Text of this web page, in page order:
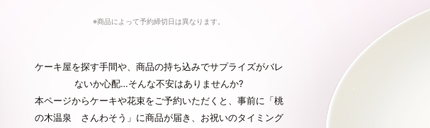
※商品によって予約締切日は異なります。
ケーキ屋を探す手間や、商品の持ち込みでサプライズがバレ
ないか心配…そんな不安はありませんか?
本ページからケーキや花束をご予約いただくと、事前に「桃
の木温泉 さんわそう」に商品が届き、お祝いのタイミング